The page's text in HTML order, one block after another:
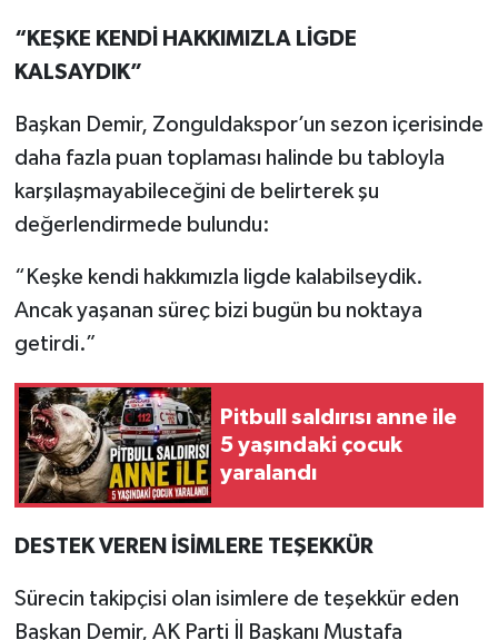
“KEŞKE KENDİ HAKKIMIZLA LİGDE
KALSAYDIK”
Başkan Demir, Zonguldakspor’un sezon içerisinde
daha fazla puan toplaması halinde bu tabloyla
karşılaşmayabileceğini de belirterek şu
değerlendirmede bulundu:
“Keşke kendi hakkımızla ligde kalabilseydik.
Ancak yaşanan süreç bizi bugün bu noktaya
getirdi.”
Pitbull saldırısı anne ile
5 yaşındaki çocuk
yaralandı
DESTEK VEREN İSİMLERE TEŞEKKÜR
Sürecin takipçisi olan isimlere de teşekkür eden
Başkan Demir, AK Parti İl Başkanı Mustafa